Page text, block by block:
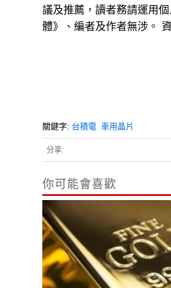
議及推薦，讀者務請運用
體》、編者及作者無涉。
關鍵字: 台積電 車用晶片
分享:
你可能會喜歡